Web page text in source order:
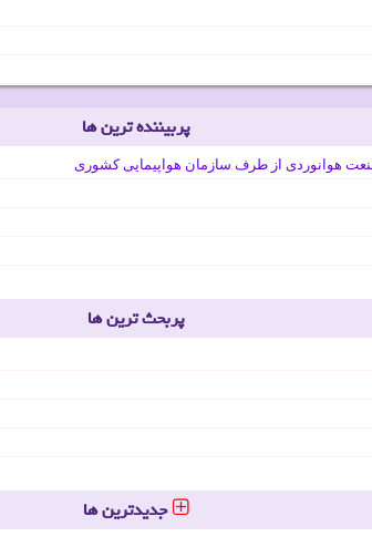
پربیننده ترین ها
هوانوردی از طرف سازمان هواپیمایی کشوری
پربحث ترین ها
جدیدترین ها